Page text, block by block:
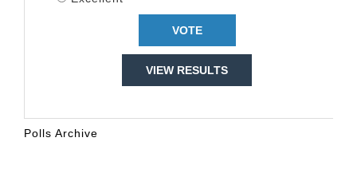
VIEW RESULTS
Polls Archive